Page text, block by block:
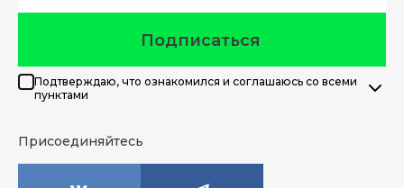
Подписаться
Подтверждаю, что ознакомился и соглашаюсь со всеми
пунктами
Присоединяйтесь